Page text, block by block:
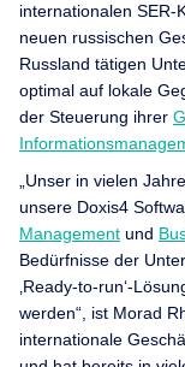
internationalen SER-
neuen russischen
Russland tätigen
optimal auf lokale
der Steuerung ihrer
„Unser in vielen
unsere Doxis4
Management und
Bedürfnisse der
‚Ready-to-run‘-
werden“, ist Morad
internationale